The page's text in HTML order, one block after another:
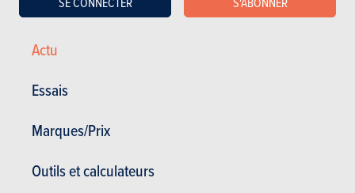
Actu
Essais
Marques/Prix
Outils et calculateurs
SSANGYONG KYRON
Ssangyong Kyron en stock